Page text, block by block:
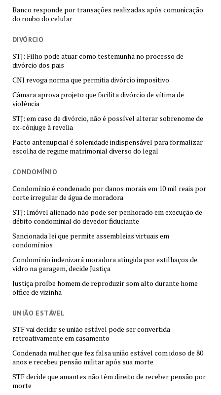
Banco responde por transações realizadas após comunicação
do roubo do celular
DIVÓRCIO
STJ: Filho pode atuar como testemunha no processo de
divórcio dos pais
CNJ revoga norma que permitia divórcio impositivo
Câmara aprova projeto que facilita divórcio de vítima de
violência
STJ: em caso de divórcio, não é possível alterar sobrenome de
ex-cônjuge à revelia
Pacto antenupcial é solenidade indispensável para formalizar
escolha de regime matrimonial diverso do legal
CONDOMÍNIO
Condomínio é condenado por danos morais em 10 mil reais por
corte irregular de água de moradora
STJ: Imóvel alienado não pode ser penhorado em execução de
débito condominial do devedor fiduciante
Sancionada lei que permite assembleias virtuais em
condomínios
Condomínio indenizará moradora atingida por estilhaços de
vidro na garagem, decide Justiça
Justiça proíbe homem de reproduzir som alto durante home
office de vizinha
UNIÃO ESTÁVEL
STF vai decidir se união estável pode ser convertida
retroativamente em casamento
Condenada mulher que fez falsa união estável com idoso de 80
anos e recebeu pensão militar após sua morte
STF decide que amantes não têm direito de receber pensão por
morte